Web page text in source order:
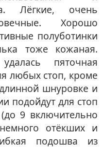
Лёгкие, очень
Хорошо
полуботинки
тоже кожаная.
пяточная
любых стоп, кроме
шнуровке и
подойдут для стоп
9 включительно
отёкших и
подошва из